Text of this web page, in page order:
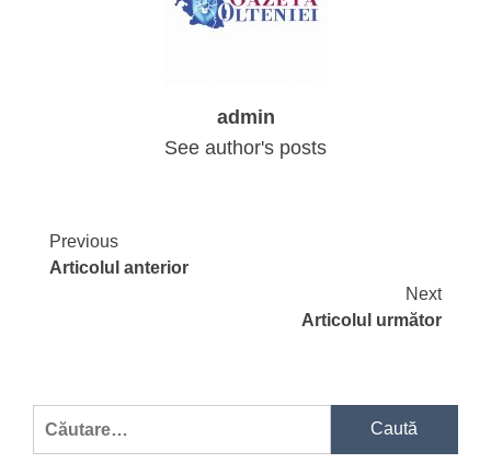
admin
See author's posts
Continue
Reading
Previous
Articolul anterior
Next
Articolul următor